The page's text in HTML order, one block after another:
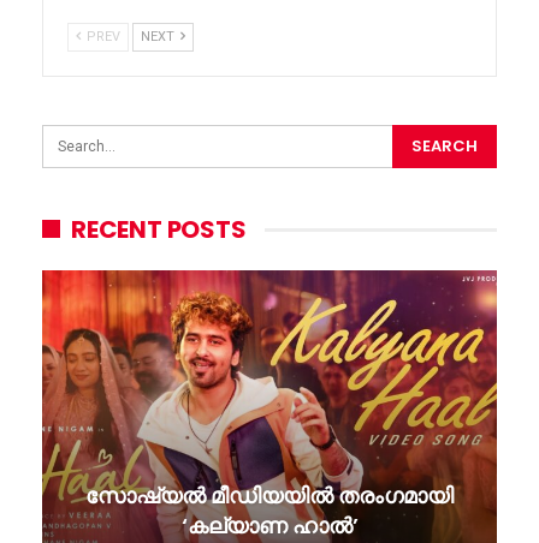
PREV NEXT
RECENT POSTS
സോഷ്യൽ മീഡിയയിൽ തരംഗമായി
‘കല്യാണ ഹാൽ’